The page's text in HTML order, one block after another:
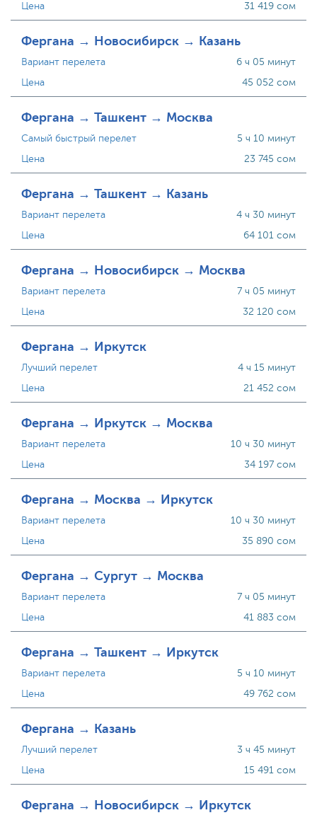
Цена
31 419 сом
Фергана → Новосибирск → Казань
Вариант перелета
Цена
6 ч 05 минут
45 052 сом
Фергана → Ташкент → Москва
Самый быстрый перелет
Цена
5 ч 10 минут
23 745 сом
Фергана → Ташкент → Казань
Вариант перелета
Цена
4 ч 30 минут
64 101 сом
Фергана → Новосибирск → Москва
Вариант перелета
Цена
7 ч 05 минут
32 120 сом
Фергана → Иркутск
Лучший перелет
Цена
4 ч 15 минут
21 452 сом
Фергана → Иркутск → Москва
Вариант перелета
Цена
10 ч 30 минут
34 197 сом
Фергана → Москва → Иркутск
Вариант перелета
Цена
10 ч 30 минут
35 890 сом
Фергана → Сургут → Москва
Вариант перелета
Цена
7 ч 05 минут
41 883 сом
Фергана → Ташкент → Иркутск
Вариант перелета
Цена
5 ч 10 минут
49 762 сом
Фергана → Казань
Лучший перелет
Цена
3 ч 45 минут
15 491 сом
Фергана → Новосибирск → Иркутск